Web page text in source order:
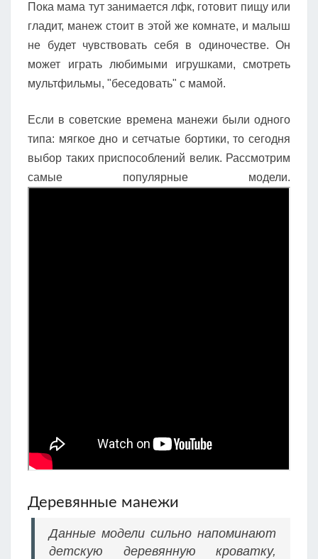
Пока мама тут занимается лфк, готовит пищу или
гладит, манеж стоит в этой же комнате, и малыш
не будет чувствовать себя в одиночестве. Он
может играть любимыми игрушками, смотреть
мультфильмы, "беседовать" с мамой.
Если в советские времена манежи были одного
типа: мягкое дно и сетчатые бортики, то сегодня
выбор таких приспособлений велик. Рассмотрим
самые популярные модели.
Деревянные манежи
Данные модели сильно напоминают
детскую деревянную кроватку,